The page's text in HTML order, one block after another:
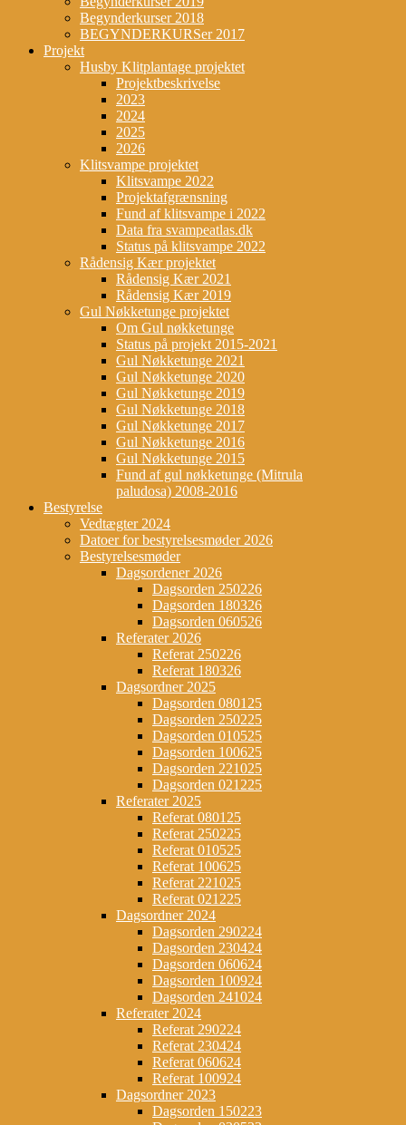
Begynderkurser 2018
BEGYNDERKURSer 2017
Projekt
Husby Klitplantage projektet
Projektbeskrivelse
2023
2024
2025
2026
Klitsvampe projektet
Klitsvampe 2022
Projektafgrænsning
Fund af klitsvampe i 2022
Data fra svampeatlas.dk
Status på klitsvampe 2022
Rådensig Kær projektet
Rådensig Kær 2021
Rådensig Kær 2019
Gul Nøkketunge projektet
Om Gul nøkketunge
Status på projekt 2015-2021
Gul Nøkketunge 2021
Gul Nøkketunge 2020
Gul Nøkketunge 2019
Gul Nøkketunge 2018
Gul Nøkketunge 2017
Gul Nøkketunge 2016
Gul Nøkketunge 2015
Fund af gul nøkketunge (Mitrula
paludosa) 2008-2016
Bestyrelse
Vedtægter 2024
Datoer for bestyrelsesmøder 2026
Bestyrelsesmøder
Dagsordener 2026
Dagsorden 250226
Dagsorden 180326
Dagsorden 060526
Referater 2026
Referat 250226
Referat 180326
Dagsordner 2025
Dagsorden 080125
Dagsorden 250225
Dagsorden 010525
Dagsorden 100625
Dagsorden 221025
Dagsorden 021225
Referater 2025
Referat 080125
Referat 250225
Referat 010525
Referat 100625
Referat 221025
Referat 021225
Dagsordner 2024
Dagsorden 290224
Dagsorden 230424
Dagsorden 060624
Dagsorden 100924
Dagsorden 241024
Referater 2024
Referat 290224
Referat 230424
Referat 060624
Referat 100924
Dagsordner 2023
Dagsorden 150223